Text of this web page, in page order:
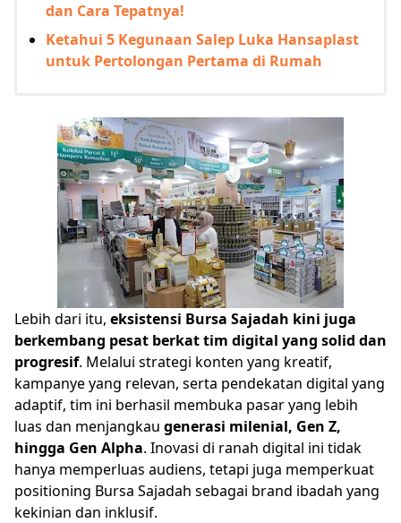
dan Cara Tepatnya!
Ketahui 5 Kegunaan Salep Luka Hansaplast
untuk Pertolongan Pertama di Rumah
Lebih dari itu, eksistensi Bursa Sajadah kini juga
berkembang pesat berkat tim digital yang solid dan
progresif. Melalui strategi konten yang kreatif,
kampanye yang relevan, serta pendekatan digital yang
adaptif, tim ini berhasil membuka pasar yang lebih
luas dan menjangkau generasi milenial, Gen Z,
hingga Gen Alpha. Inovasi di ranah digital ini tidak
hanya memperluas audiens, tetapi juga memperkuat
positioning Bursa Sajadah sebagai brand ibadah yang
kekinian dan inklusif.